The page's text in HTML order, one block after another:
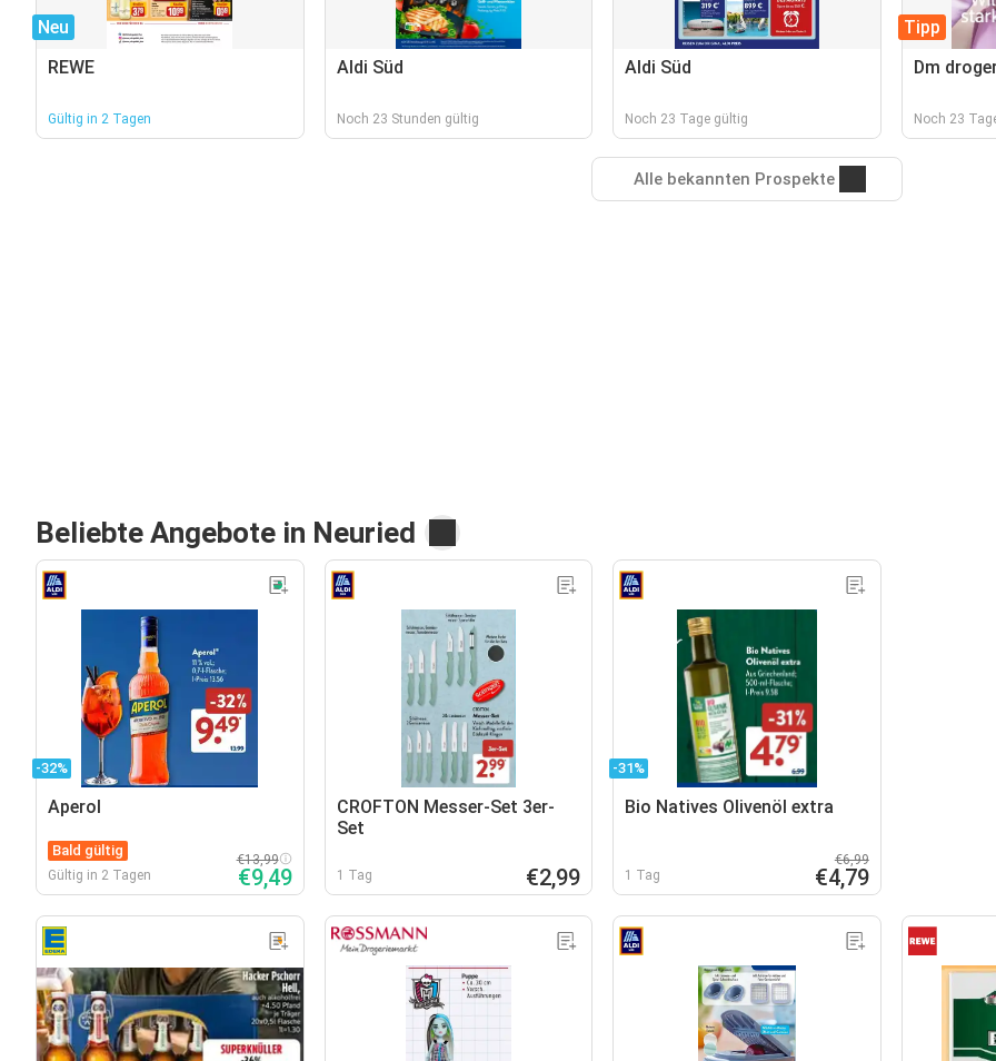
Neu
REWE
Gültig in 2 Tagen
Aldi Süd
Noch 23 Stunden gültig
Aldi Süd
Noch 23 Tage gültig
Tipp
Dm
Noch 23
Alle bekannten Prospekte
Beliebte Angebote in Neuried
-32%
Aperol
Bald gültig
Gültig in 2 Tagen
€13,99
€9,49
CROFTON Messer-Set 3er-
Set
1 Tag €2,99
-31%
Bio Natives Olivenöl extra
1 Tag
€6,99
€4,79